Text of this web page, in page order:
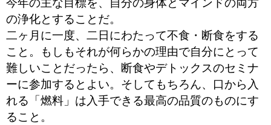
今年の主な目標を、自分の身体とマインドの両方
の浄化とすることだ。
二ヶ月に一度、二日にわたって不食・断食をする
こと。もしもそれが何らかの理由で自分にとって
難しいことだったら、断食やデトックスのセミナ
ーに参加するとよい。 そしてもちろん、口から入
れる「燃料」は入手できる最高の品質のものにす
ること。